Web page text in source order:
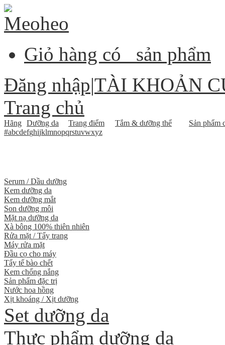
Giỏ hàng có
sản phẩm
Đăng nhập|TÀI KHOẢN
Trang chủ
Hãng Dưỡng da Trang điểm Tắm & dưỡng thể
Sản phẩm
#abcdefghijklmnopqrstuvwxyz
Serum / Dầu dưỡng
Kem dưỡng da
Kem dưỡng mắt
Son dưỡng môi
Mặt nạ dưỡng da
Xà bông 100% thiên nhiên
Rửa mặt / Tẩy trang
Máy rửa mặt
Đầu cọ cho máy
Tẩy tế bào chết
Kem chống nắng
Sản phẩm đặc trị
Nước hoa hồng
Xịt khoáng / Xịt dưỡng
Set dưỡng da
Thực phẩm dưỡng da